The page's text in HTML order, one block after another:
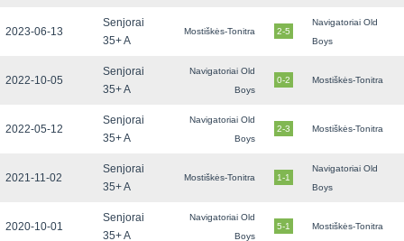
2023-06-13
Senjorai
35+ A
Mostiškės-Tonitra 2-5
Navigatoriai Old
Boys
2022-10-05
Senjorai
35+ A
Navigatoriai Old
Boys
0-2 Mostiškės-Tonitra
2022-05-12
Senjorai
35+ A
Navigatoriai Old
Boys
2-3 Mostiškės-Tonitra
2021-11-02
Senjorai
35+ A
Mostiškės-Tonitra 1-1
Navigatoriai Old
Boys
2020-10-01
Senjorai
35+ A
Navigatoriai Old
Boys
5-1 Mostiškės-Tonitra